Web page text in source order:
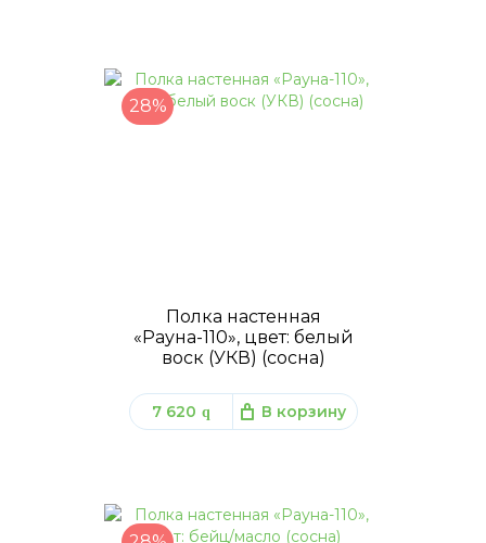
28%
Полка настенная
«Рауна-110», цвет: белый
воск (УКВ) (сосна)
7 620 q В корзину